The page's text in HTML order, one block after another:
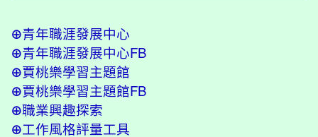
⊕青年職涯發展中心
⊕青年職涯發展中心FB
⊕賈桃樂學習主題館
⊕賈桃樂學習主題館FB
⊕職業興趣探索
⊕工作風格評量工具